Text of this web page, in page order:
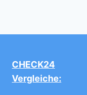
CHECK24
Vergleiche: